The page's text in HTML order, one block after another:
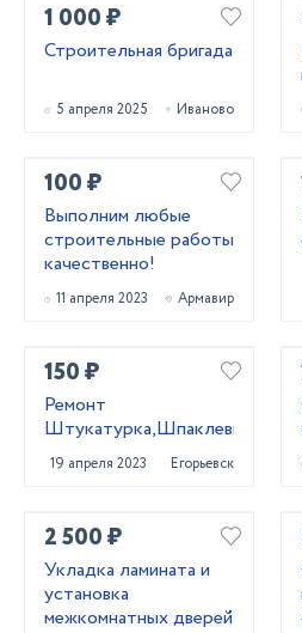
1 000 ₽
Строительная бригада
5 апреля 2025 Иваново
100 ₽
Выполним любые
строительные работы
качественно!
11 апреля 2023 Армавир
150 ₽
Ремонт
19 апреля 2023 Егорьевск
2 500 ₽
Укладка ламината и
установка
межкомнатных дверей